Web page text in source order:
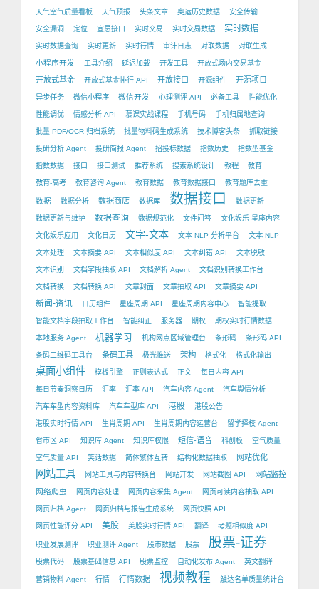
天气空气质量看板 天气预报 头条文章 奥运历史数据 安全传输
安全漏洞 定位 宜忌接口 实时交易 实时交易数据 实时数据
实时数据查询 实时更新 实时行情 审计日志 对联数据 对联生成
小程序开发 工具介绍 延迟加载 开发工具 开放式场内交易基金
开放式基金 开放式基金排行 API 开放接口 开源组件 开源项目
异步任务 微信小程序 微信开发 心理测评 API 必备工具 性能优化
性能调优 情感分析 API 慕课实战课程 手机号码 手机归属地查询
批量 PDF/OCR 归档系统 批量物料码生成系统 技术博客头条 抓取链接
投研分析 Agent 投研简报 Agent 招投标数据 指数历史 指数型基金
指数数据 接口 接口测试 推荐系统 搜索系统设计 教程 教育
教育-高考 教育咨询 Agent 教育数据 教育数据接口 教育题库去重
数据 数据分析 数据商店 数据库 数据接口 数据更新
数据更新与维护 数据查询 数据规范化 文件问答 文化娱乐-星座内容
文化娱乐应用 文化日历 文字-文本 文本 NLP 分析平台 文本-NLP
文本处理 文本摘要 API 文本相似度 API 文本纠错 API 文本脱敏
文本识别 文档字段抽取 API 文档解析 Agent 文档识别转换工作台
文档转换 文档转换 API 文章封面 文章抽取 API 文章摘要 API
新闻-资讯 日历组件 星座周期 API 星座周期内容中心 智能提取
智能文档字段抽取工作台 智能纠正 服务器 期权 期权实时行情数据
本地服务 Agent 机器学习 机构网点区域管理台 条形码 条形码 API
条码二维码工具台 条码工具 极光推送 架构 格式化 格式化输出
桌面小组件 模板引擎 正则表达式 正文 每日内容 API
每日节奏洞察日历 汇率 汇率 API 汽车内容 Agent 汽车舆情分析
汽车车型内容资料库 汽车车型库 API 港股 港股公告
港股实时行情 API 生肖周期 API 生肖周期内容运营台 留学择校 Agent
省市区 API 知识库 Agent 知识库权限 短信-语音 科创板 空气质量
空气质量 API 笑话数据 简体繁体互转 结构化数据抽取 网站优化
网站工具 网站工具与内容转换台 网站开发 网站截图 API
网站监控
网络爬虫
网页内容处理 网页内容采集 Agent 网页可读内容抽取 API
网页归档 Agent 网页归档与报告生成系统 网页快照 API
网页性能评分 API 美股 美股实时行情 API 翻译 考题相似度 API
职业发展测评 职业测评 Agent 股市数据 股票 股票-证券
股票代码 股票基础信息 API 股票监控 自动化发布 Agent 英文翻译
营销物料 Agent 行情 行情数据 视频教程 触达名单质量统计台